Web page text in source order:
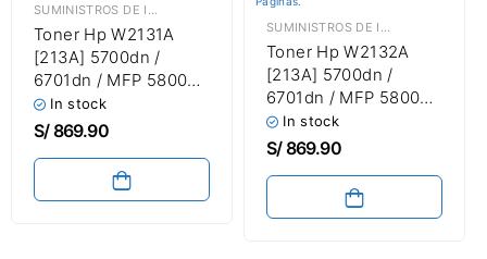
SUMINISTROS DE IMPRESIÓN TÓNER HP
Toner Hp W2131A
[213A] 5700dn /
6701dn / MFP 5800dn
/ 6800dn Cyan 3,000
Páginas
In stock
S/869.90
SUMINISTROS DE IMPRESIÓN
Toner Hp W2132A
[213A] 5700dn /
6701dn / MFP 5800dn
/ 6800dn Amarillo
3,000 Páginas
In stock
S/869.90